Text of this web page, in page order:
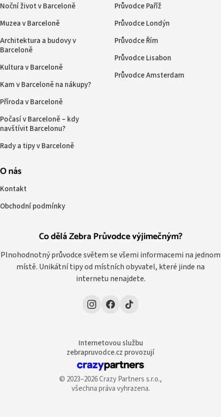
Co dělá Zebra Průvodce výjimečným?
Plnohodnotný průvodce světem se všemi informacemi na jednom
místě. Unikátní tipy od místních obyvatel, které jinde na
internetu nenajdete.
Noční život v Barceloně
Muzea v Barceloně
Architektura a budovy v
Barceloně
Kultura v Barceloně
Kam v Barceloně na nákupy?
Příroda v Barceloně
Počasí v Barceloně – kdy
navštívit Barcelonu?
Rady a tipy v Barceloně
Průvodce Paříž
Průvodce Londýn
Průvodce Řím
Průvodce Lisabon
Průvodce Amsterdam
O nás
Kontakt
Obchodní podmínky
Internetovou službu
zebrapruvodce.cz provozují
© 2023–2026 Crazy Partners s.r.o.,
všechna práva vyhrazena.